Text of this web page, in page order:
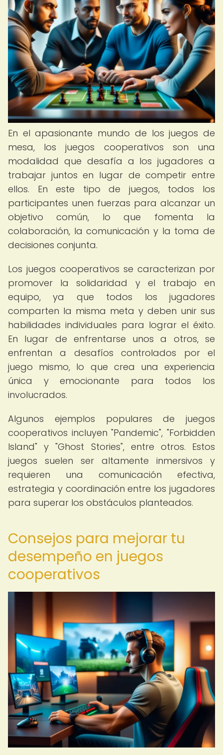
En el apasionante mundo de los juegos de
mesa, los juegos cooperativos son una
modalidad que desafía a los jugadores a
trabajar juntos en lugar de competir entre
ellos. En este tipo de juegos, todos los
participantes unen fuerzas para alcanzar un
objetivo común, lo que fomenta la
colaboración, la comunicación y la toma de
decisiones conjunta.
Los juegos cooperativos se caracterizan por
promover la solidaridad y el trabajo en
equipo, ya que todos los jugadores
comparten la misma meta y deben unir sus
habilidades individuales para lograr el éxito.
En lugar de enfrentarse unos a otros, se
enfrentan a desafíos controlados por el
juego mismo, lo que crea una experiencia
única y emocionante para todos los
involucrados.
Algunos ejemplos populares de juegos
cooperativos incluyen "Pandemic", "Forbidden
Island" y "Ghost Stories", entre otros. Estos
juegos suelen ser altamente inmersivos y
requieren una comunicación efectiva,
estrategia y coordinación entre los jugadores
para superar los obstáculos planteados.
Consejos para mejorar tu
desempeño en juegos
cooperativos